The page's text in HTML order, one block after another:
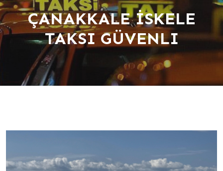
ÇANAKKALE İSKELE
TAKSI GÜVENLI